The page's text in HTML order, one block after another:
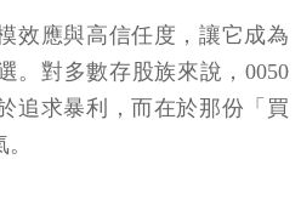
效應與高信任度，讓它成為
。對多數存股族來說，0050
追求暴利，而在於那份「買